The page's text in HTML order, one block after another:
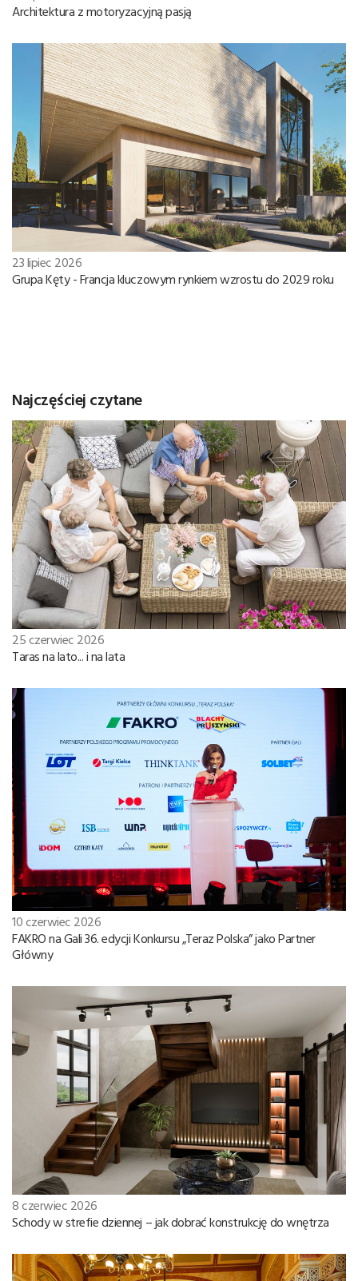
Architektura z motoryzacyjną pasją
23 lipiec 2026
Grupa Kęty - Francja kluczowym rynkiem wzrostu do 2029 roku
Najczęściej czytane
25 czerwiec 2026
Taras na lato... i na lata
10 czerwiec 2026
FAKRO na Gali 36. edycji Konkursu „Teraz Polska” jako Partner
Główny
8 czerwiec 2026
Schody w strefie dziennej – jak dobrać konstrukcję do wnętrza